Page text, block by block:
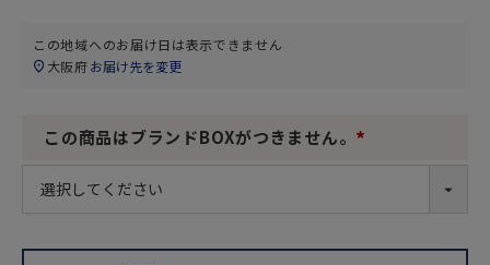
この地域へのお届け日は表示できません
大阪府お届け先を変更
この商品はブランドBOXがつきません。